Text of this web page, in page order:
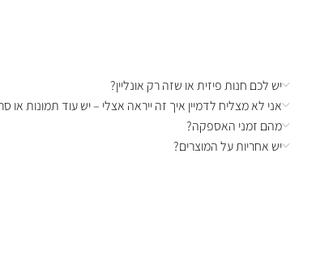
יש לכם חנות פיזית או שזה רק אונליין?
אני לא מצליח לדמיין איך זה ייראה אצלי – יש עוד תמונות או
מהם זמני האספקה?
יש אחריות על המוצרים?